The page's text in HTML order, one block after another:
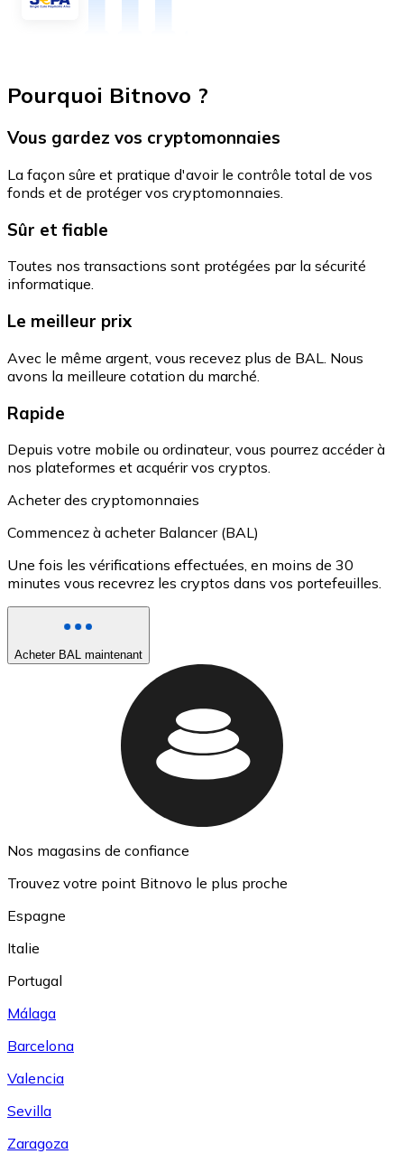
Pourquoi Bitnovo ?
Vous gardez vos cryptomonnaies
La façon sûre et pratique d'avoir le contrôle total de vos
fonds et de protéger vos cryptomonnaies.
Sûr et fiable
Toutes nos transactions sont protégées par la sécurité
informatique.
Le meilleur prix
Avec le même argent, vous recevez plus de BAL. Nous
avons la meilleure cotation du marché.
Rapide
Depuis votre mobile ou ordinateur, vous pourrez accéder à
nos plateformes et acquérir vos cryptos.
Acheter des cryptomonnaies
Commencez à acheter Balancer (BAL)
Une fois les vérifications effectuées, en moins de 30
minutes vous recevrez les cryptos dans vos portefeuilles.
Acheter BAL maintenant
Nos magasins de confiance
Trouvez votre point Bitnovo le plus proche
Espagne
Italie
Portugal
Málaga
Barcelona
Valencia
Sevilla
Zaragoza